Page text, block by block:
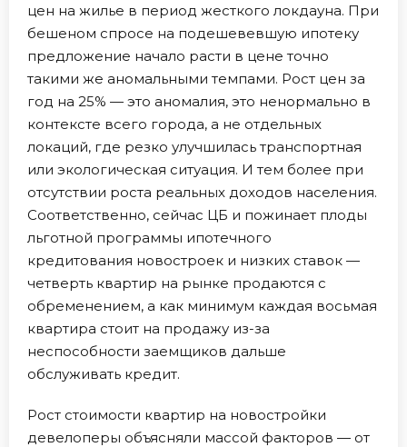
цен на жилье в период жесткого локдауна. При
бешеном спросе на подешевевшую ипотеку
предложение начало расти в цене точно
такими же аномальными темпами. Рост цен за
год на 25% — это аномалия, это ненормально в
контексте всего города, а не отдельных
локаций, где резко улучшилась транспортная
или экологическая ситуация. И тем более при
отсутствии роста реальных доходов населения.
Соответственно, сейчас ЦБ и пожинает плоды
льготной программы ипотечного
кредитования новостроек и низких ставок —
четверть квартир на рынке продаются с
обременением, а как минимум каждая восьмая
квартира стоит на продажу из-за
неспособности заемщиков дальше
обслуживать кредит.
Рост стоимости квартир на новостройки
девелоперы объясняли массой факторов — от